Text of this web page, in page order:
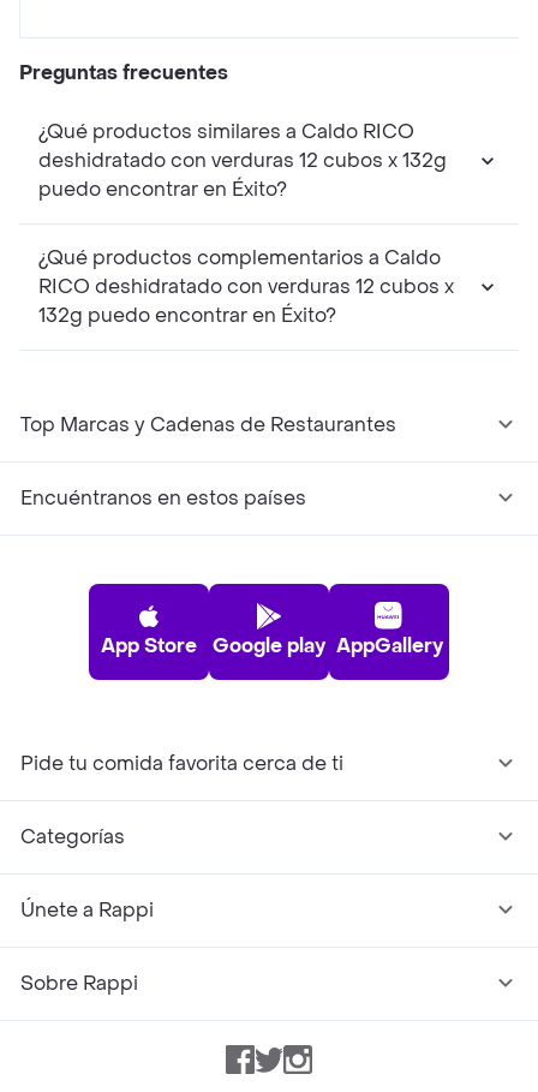
Preguntas frecuentes
¿Qué productos similares a Caldo RICO
deshidratado con verduras 12 cubos x 132g
puedo encontrar en Éxito?
¿Qué productos complementarios a Caldo
RICO deshidratado con verduras 12 cubos x
132g puedo encontrar en Éxito?
Top Marcas y Cadenas de Restaurantes
Encuéntranos en estos países
App Store Google play AppGallery
Pide tu comida favorita cerca de ti
Categorías
Únete a Rappi
Sobre Rappi
Facebook
TwitterInstagram